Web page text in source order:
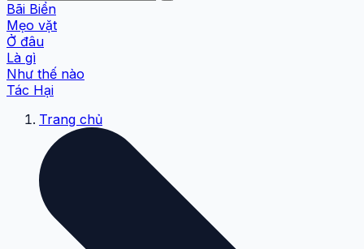
Bãi Biển
Mẹo vặt
Ở đâu
Là gì
Như thế nào
Tác Hại
Trang chủ